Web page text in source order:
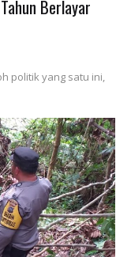
Berlayar
politik yang satu ini,